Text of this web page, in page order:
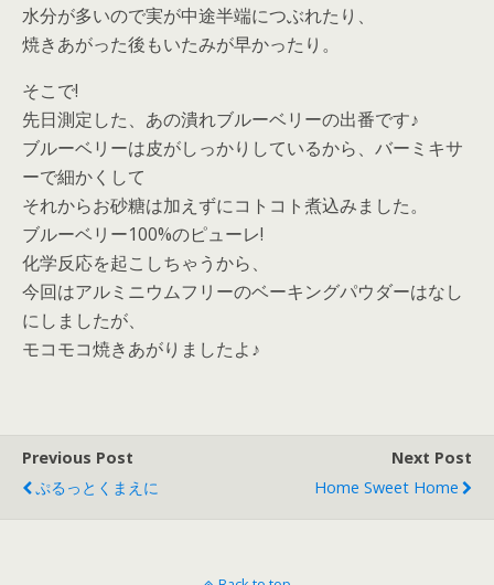
水分が多いので実が中途半端につぶれたり、
焼きあがった後もいたみが早かったり。
そこで!
先日測定した、あの潰れブルーベリーの出番です♪
ブルーベリーは皮がしっかりしているから、バーミキサ
ーで細かくして
それからお砂糖は加えずにコトコト煮込みました。
ブルーベリー100%のピューレ!
化学反応を起こしちゃうから、
今回はアルミニウムフリーのベーキングパウダーはなし
にしましたが、
モコモコ焼きあがりましたよ♪
Previous Post
ぷるっとくまえに
Next Post
Home Sweet Home